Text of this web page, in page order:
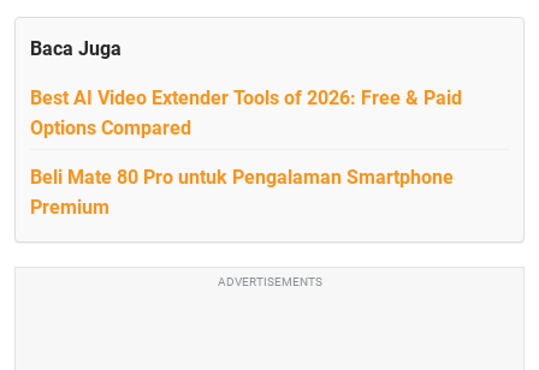
Baca Juga
Best AI Video Extender Tools of 2026: Free & Paid
Options Compared
Beli Mate 80 Pro untuk Pengalaman Smartphone
Premium
ADVERTISEMENTS